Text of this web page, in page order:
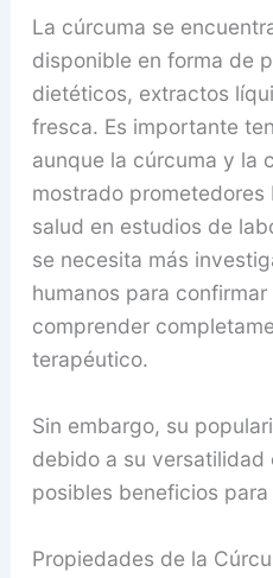
La cúrcuma se
disponible en forma de
dietéticos, extractos
fresca. Es importante
aunque la cúrcuma y la
mostrado prometedores
salud en estudios de
se necesita más
humanos para
comprender
terapéutico.
Sin embargo, su
debido a su versatilidad
posibles beneficios para
Propiedades de la